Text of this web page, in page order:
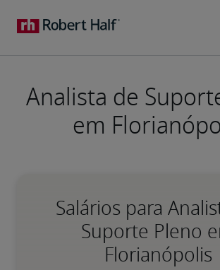
Analista de
em
Salários para
Suporte Pleno
Florianópolis